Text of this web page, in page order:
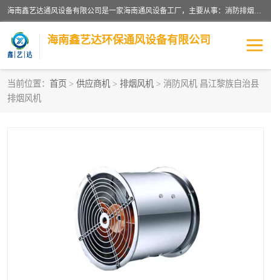
海南鑫艺达通风设备有限公司是一家海南通风设备工厂，主要从事：消防排烟工程、油烟净化工程、厨房排烟工程、酒店厨房设备、新风排风系统、镀锌铁皮管道加工、暖通工程、通风管道安装、消防火阀百叶风口等业务。公司拥有管道及配件一体化工厂生产线，良好的售后服务，良好的设计团队，良好的施工团队、良好管理人员，掌握畅通丰富的信息、市场渠道。
海南鑫艺达环保通风设备有限公司
当前位置： 首页 > 供应商机 > 排烟风机 > 消防风机 昌江黎族自治县
排烟风机
海南暖通工程
管道配件
镁质防火风管
通风管道
消防风机